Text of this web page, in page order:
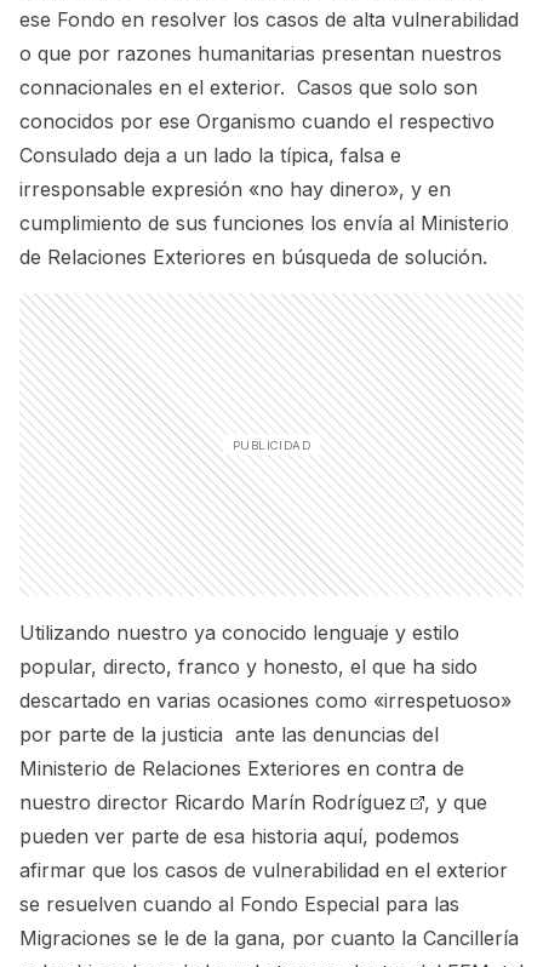
ese Fondo en resolver los casos de alta vulnerabilidad
o que por razones humanitarias presentan nuestros
connacionales en el exterior. Casos que solo son
conocidos por ese Organismo cuando el respectivo
Consulado deja a un lado la típica, falsa e
irresponsable expresión «no hay dinero», y en
cumplimiento de sus funciones los envía al Ministerio
de Relaciones Exteriores en búsqueda de solución.
Utilizando nuestro ya conocido lenguaje y estilo
popular, directo, franco y honesto, el que ha sido
descartado en varias ocasiones como «irrespetuoso»
por parte de la justicia ante las denuncias del
Ministerio de Relaciones Exteriores en contra de
nuestro director Ricardo Marín Rodríguez
, y que
pueden ver parte de esa historia aquí, podemos
afirmar que los casos de vulnerabilidad en el exterior
se resuelven cuando al Fondo Especial para las
Migraciones se le de la gana, por cuanto la Cancillería